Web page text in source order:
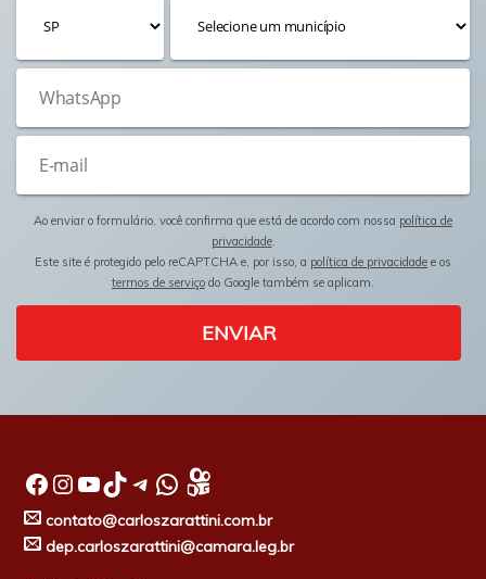
Ao enviar o formulário, você confirma que está de acordo com nossa política de
privacidade.
Este site é protegido pelo reCAPTCHA e, por isso, a política de privacidade e os
termos de serviço do Google também se aplicam.
ENVIAR
Facebook InstagramYoutube TikTok Telegram WhatsApp
contato@carloszarattini.com.br
dep.carloszarattini@camara.leg.br